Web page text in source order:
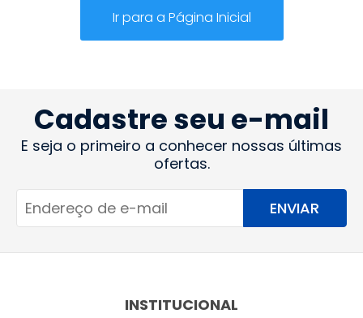
Ir para a Página Inicial
Cadastre seu e-mail
E seja o primeiro a conhecer nossas últimas
ofertas.
ENVIAR
INSTITUCIONAL